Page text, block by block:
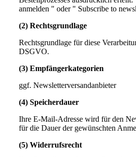
anmelden " oder " Subscribe to
(2) Rechtsgrundlage
Rechtsgrundlage für diese
DSGVO.
(3) Empfängerkategorien
ggf. Newsletterversandanbieter
(4) Speicherdauer
Ihre E-Mail-Adresse wird für den
für die Dauer der gewünschten
(5) Widerrufsrecht